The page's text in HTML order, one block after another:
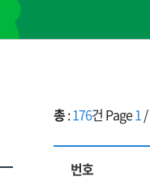
총:176건 Page1/
번호